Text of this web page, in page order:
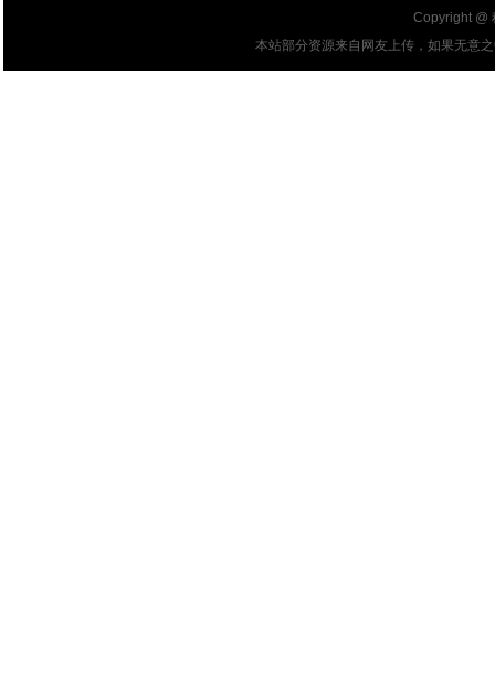
Copyright @
本站部分资源来自网友上传，如果无意